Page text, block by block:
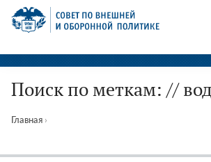
Перейти
СВОП
Поиск по меткам: //
Главная ›